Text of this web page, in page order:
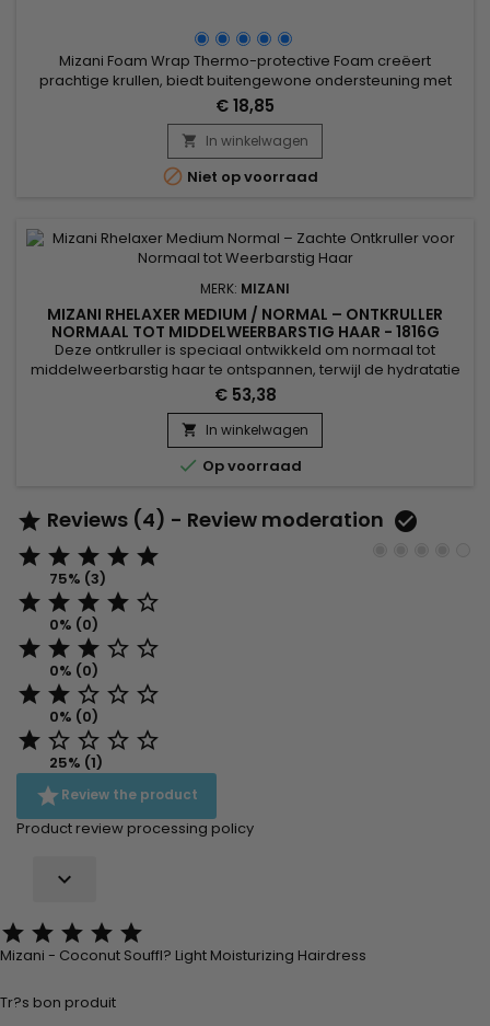
Mizani Foam Wrap Thermo-protective Foam creëert
prachtige krullen, biedt buitengewone ondersteuning met
behoud van de flexibiliteit en glans van het haar. De
vochtinbrengende middelen op basis van Karité hydrateren
diep en bieden body, rebound en controle. Het voorkomt dat
het haar afbladdert en beschermt tegen thermische schade.
€ 18,85
 In winkelwagen
 Niet op voorraad
MERK: MIZANI
MIZANI RHELAXER MEDIUM / NORMAL – ONTKRULLER
NORMAAL TOT MIDDELWEERBARSTIG HAAR - 1816G
Deze ontkruller is speciaal ontwikkeld om normaal tot
middelweerbarstig haar te ontspannen, terwijl de hydratatie
en natuurlijke elasticiteit behouden blijven. Dankzij de
uitgebalanceerde formule zorgt Mizani Rhelaxer Medium /
Normal voor een egale ontkrulling, zonder haarbreuk of
irritatie van de hoofdhuid. Het haar wordt zacht, glanzend en
makkelijk te...
€ 53,38
 In winkelwagen
 Op voorraad
 Reviews (4) - Review moderation 
    
75% (3)
    
0% (0)
    
0% (0)
    
0% (0)
    
25% (1)
Review the product
Product review processing policy

    
Mizani - Coconut Souffl? Light Moisturizing Hairdress
Tr?s bon produit